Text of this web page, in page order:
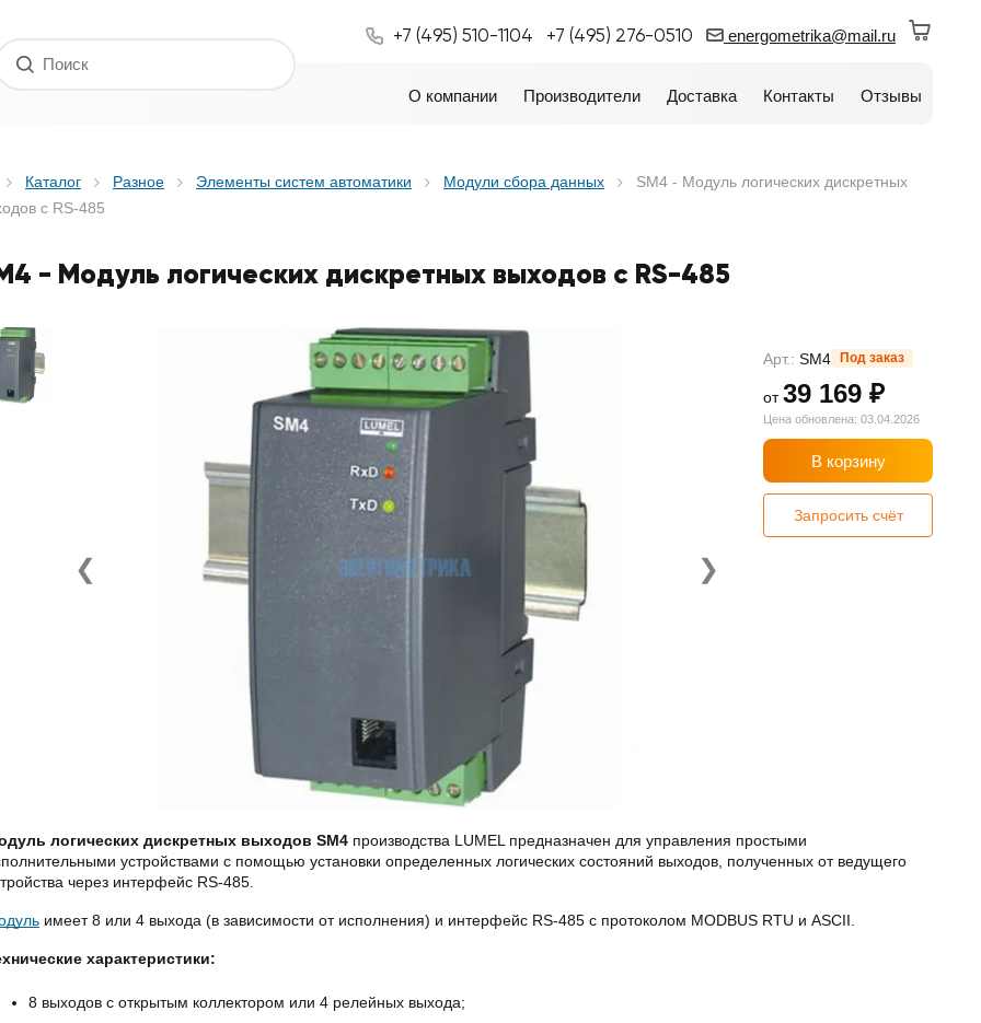
+7 (495) 510-1104 +7 (495) 276-0510 energometrika@mail.ru
О компании Производители Доставка Контакты Отзывы
Каталог Разное Элементы систем автоматики Модули сбора данных
SM4 - Модуль логических дискретных
с RS-485
- Модуль логических дискретных выходов с RS-485
❮ ❯
Арт.: SM4 Под заказ
от39 169 ₽
Цена обновлена: 03.04.2026
В корзину
Запросить счёт
логических дискретных выходов SM4 производства LUMEL предназначен для управления простыми
устройствами с помощью установки определенных логических состояний выходов, полученных от ведущего
через интерфейс RS-485.
имеет 8 или 4 выхода (в зависимости от исполнения) и интерфейс RS-485 с протоколом MODBUS RTU и ASCII.
характеристики:
8 выходов с открытым коллектором или 4 релейных выхода;